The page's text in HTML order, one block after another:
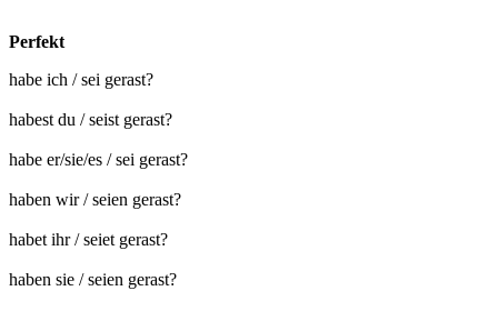
Perfekt
habe ich / sei gerast?
habest du / seist gerast?
habe er/sie/es / sei gerast?
haben wir / seien gerast?
habet ihr / seiet gerast?
haben sie / seien gerast?